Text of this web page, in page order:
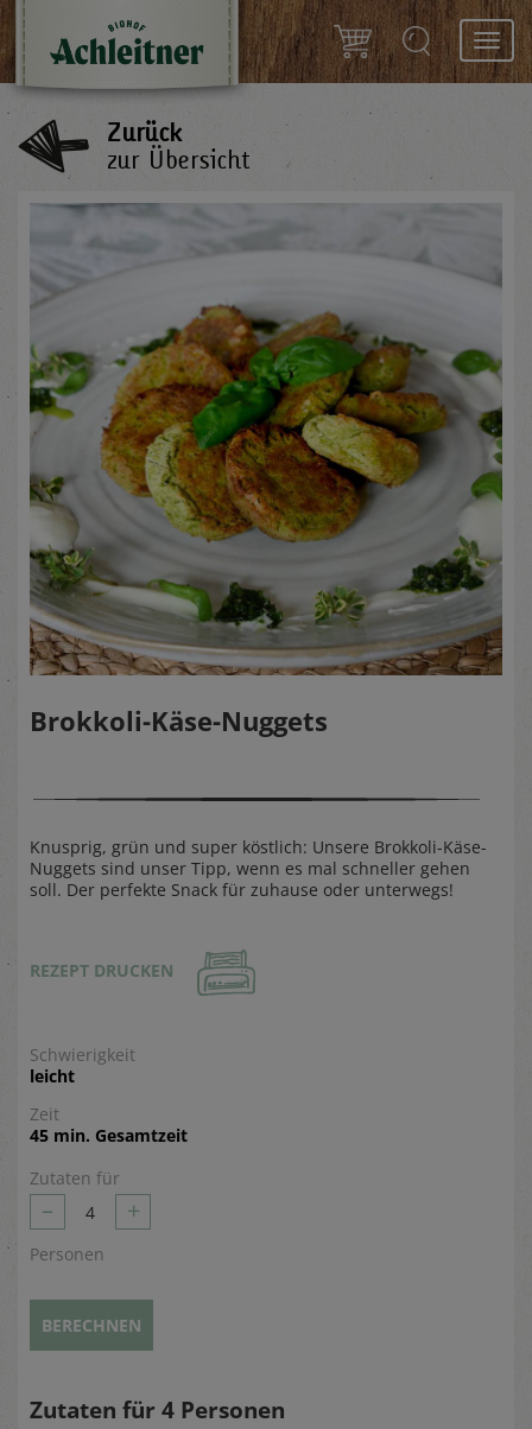
Zurück
zur Übersicht
Brokkoli-Käse-Nuggets
Knusprig, grün und super köstlich: Unsere Brokkoli-Käse-
Nuggets sind unser Tipp, wenn es mal schneller gehen
soll. Der perfekte Snack für zuhause oder unterwegs!
REZEPT DRUCKEN
Schwierigkeit
leicht
Zeit
45 min. Gesamtzeit
Zutaten für
– 4 +
Personen
BERECHNEN
Zutaten für 4 Personen